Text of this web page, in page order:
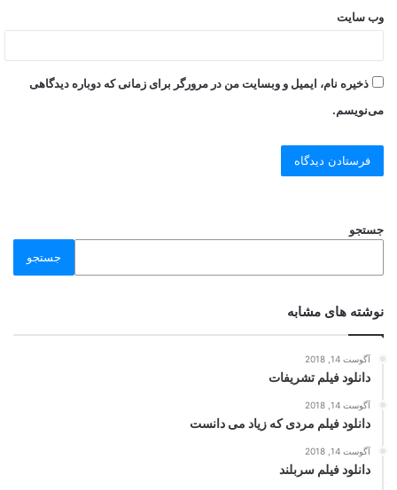
وب‌ سایت
ذخیره نام، ایمیل و وبسایت من در مرورگر برای زمانی که دوباره دیدگاهی
می‌نویسم.
جستجو
جستجو
نوشته های مشابه
آگوست 14, 2018
دانلود فیلم تشریفات
آگوست 14, 2018
دانلود فیلم مردی که زیاد می دانست
آگوست 14, 2018
دانلود فیلم سربلند